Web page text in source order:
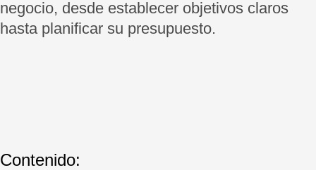
negocio, desde establecer objetivos claros
hasta planificar su presupuesto.
Contenido: